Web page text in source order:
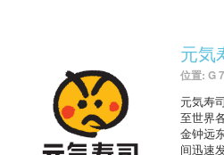
元気
位置: G 7
元気寿
至世界
金钟远
间迅速